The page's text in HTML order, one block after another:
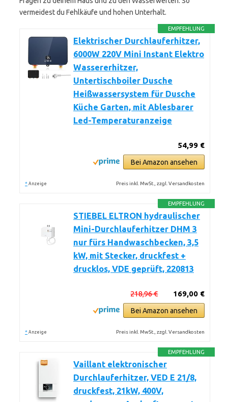
vermeidest du Fehlkäufe und hohen Unterhalt.
EMPFEHLUNG
Elektrischer Durchlauferhitzer,
6000W 220V Mini Instant Elektro
Wassererhitzer,
Untertischboiler Dusche
Heißwassersystem für Dusche
Küche Garten, mit Ablesbarer
Led-Temperaturanzeige
54,99 €
Bei Amazon ansehen
* Anzeige Preis inkl. MwSt., zzgl. Versandkosten
EMPFEHLUNG
STIEBEL ELTRON hydraulischer
Mini-Durchlauferhitzer DHM 3
nur fürs Handwaschbecken, 3,5
kW, mit Stecker, druckfest +
drucklos, VDE geprüft, 220813
169,00 €
218,96 €
Bei Amazon ansehen
* Anzeige Preis inkl. MwSt., zzgl. Versandkosten
EMPFEHLUNG
Vaillant elektronischer
Durchlauferhitzer, VED E 21/8,
druckfest, 21kW, 400V,